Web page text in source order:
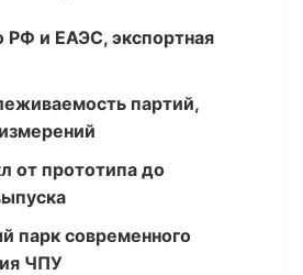
РФ и ЕАЭС, экспортная
партий,
от прототипа до
парк современного
ЧПУ